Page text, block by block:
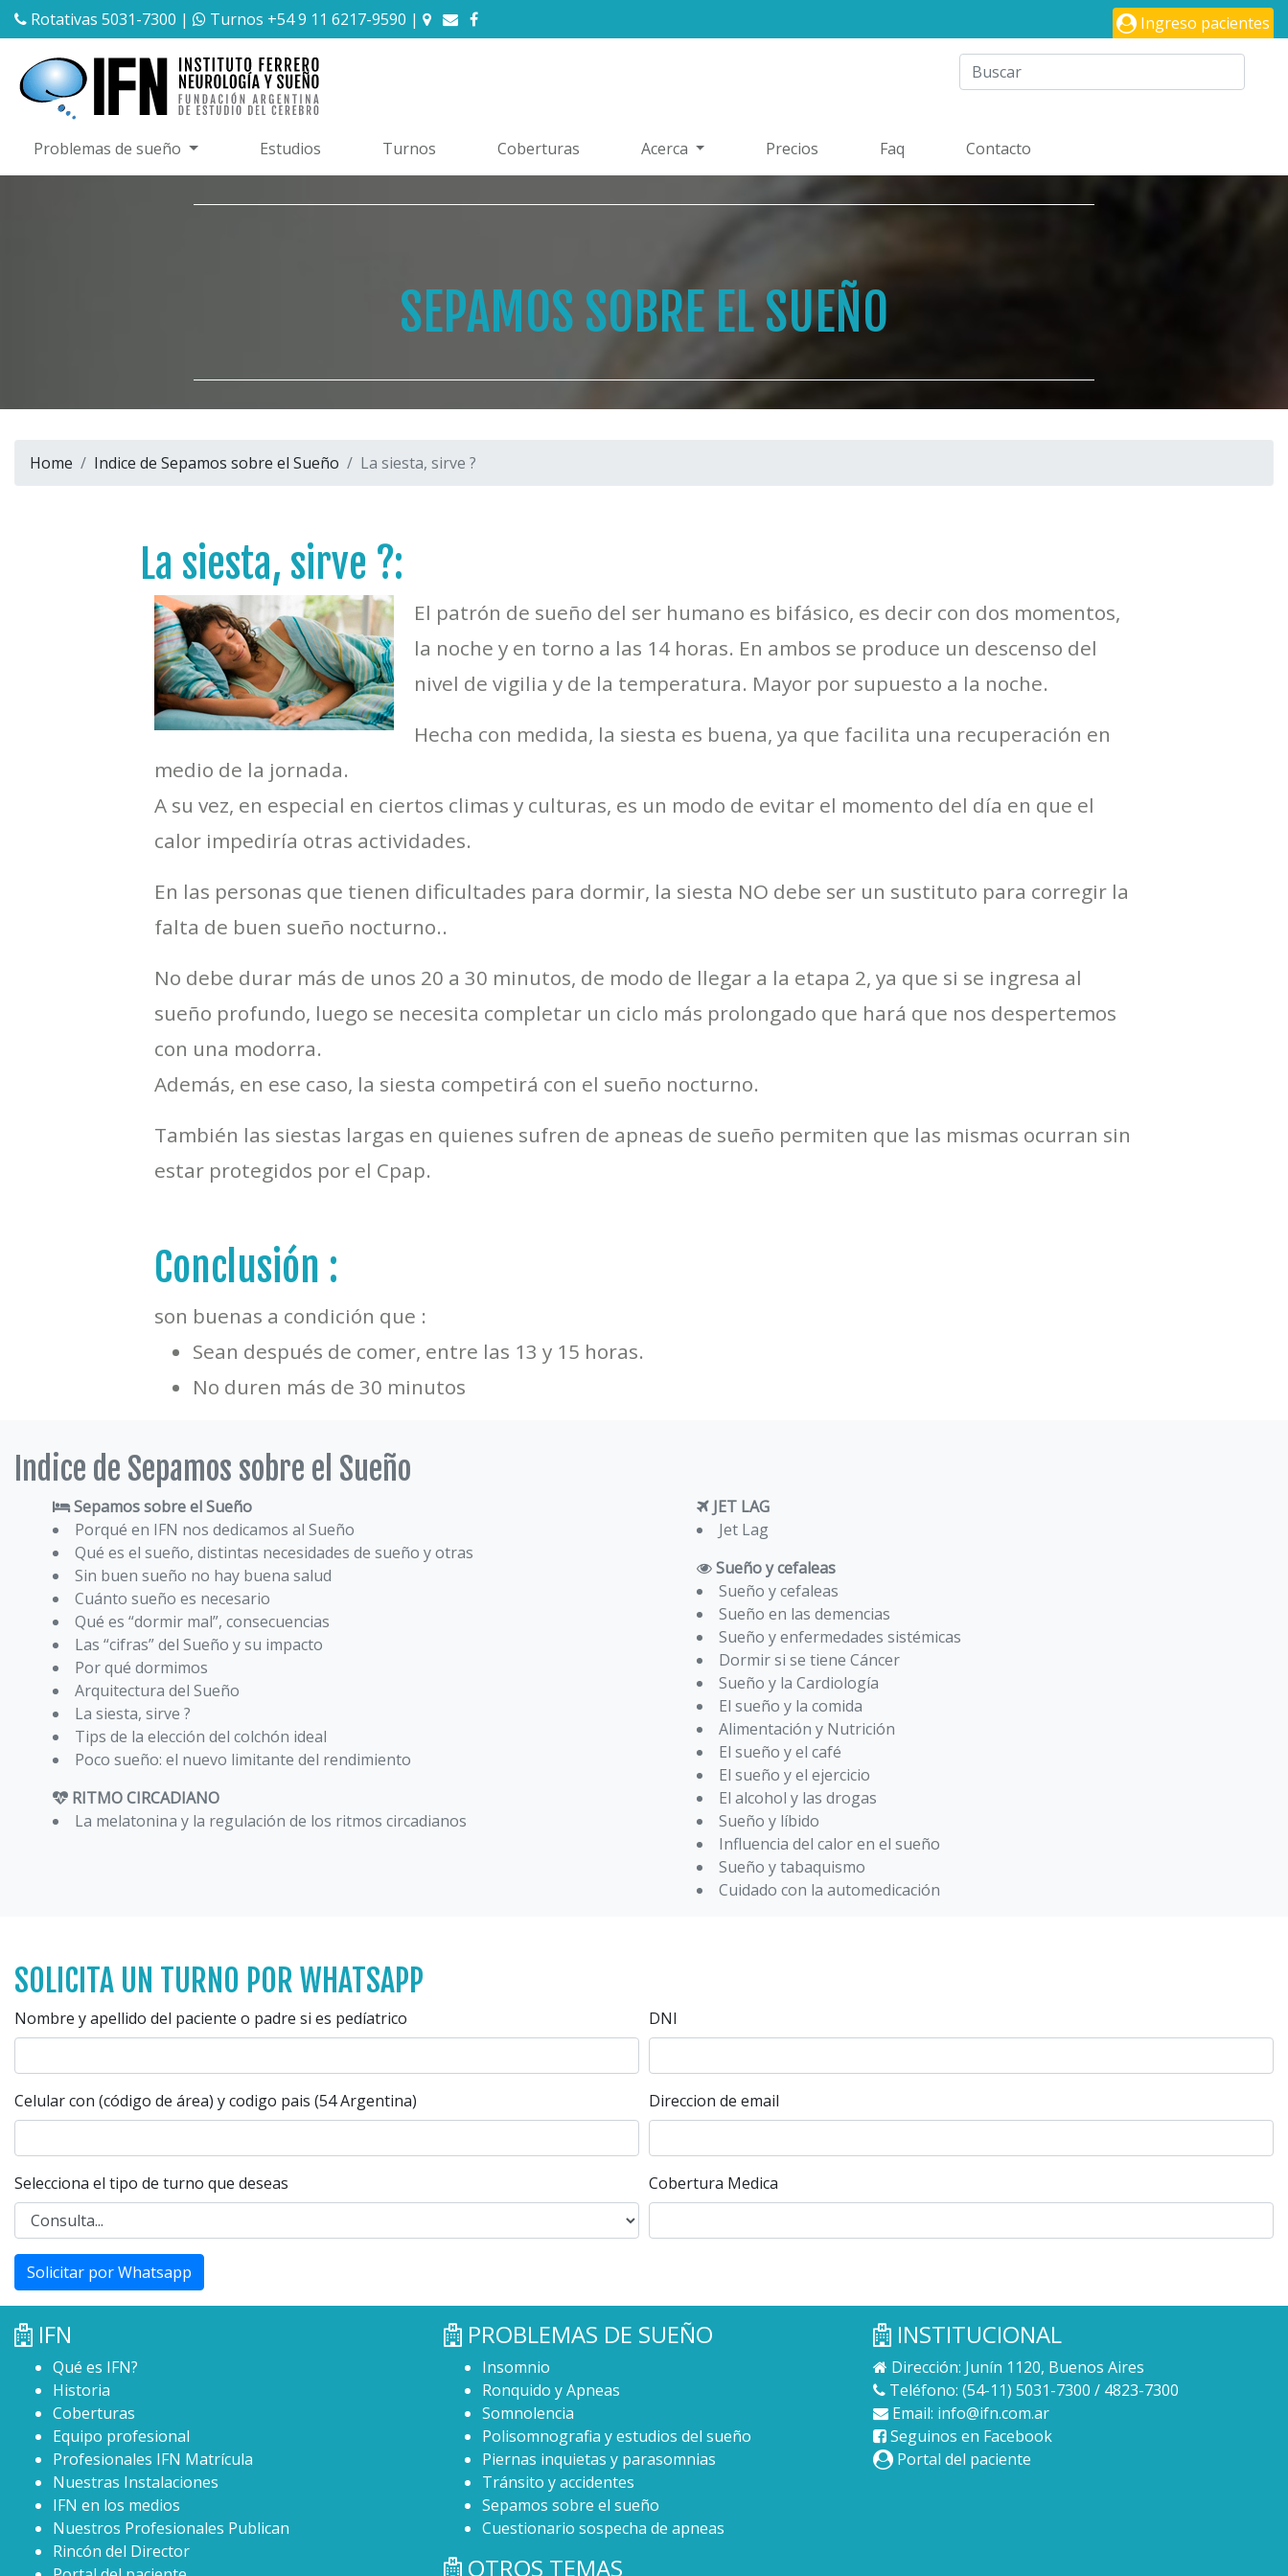
Rotativas 5031-7300 | Turnos +54 9 11 6217-9590 | Ingreso pacientes
Problemas de sueño Estudios Turnos Coberturas Acerca Precios Faq Contacto
SEPAMOS SOBRE EL SUEÑO
Home Indice de Sepamos sobre el Sueño La siesta, sirve ?
La siesta, sirve ?:
El patrón de sueño del ser humano es bifásico, es decir con dos momentos,
la noche y en torno a las 14 horas. En ambos se produce un descenso del
nivel de vigilia y de la temperatura. Mayor por supuesto a la noche.
Hecha con medida, la siesta es buena, ya que facilita una recuperación en
medio de la jornada.
A su vez, en especial en ciertos climas y culturas, es un modo de evitar el momento del día en que el
calor impediría otras actividades.
En las personas que tienen dificultades para dormir, la siesta NO debe ser un sustituto para corregir la
falta de buen sueño nocturno..
No debe durar más de unos 20 a 30 minutos, de modo de llegar a la etapa 2, ya que si se ingresa al
sueño profundo, luego se necesita completar un ciclo más prolongado que hará que nos despertemos
con una modorra.
Además, en ese caso, la siesta competirá con el sueño nocturno.
También las siestas largas en quienes sufren de apneas de sueño permiten que las mismas ocurran sin
estar protegidos por el Cpap.
Conclusión :
son buenas a condición que :
Sean después de comer, entre las 13 y 15 horas.
No duren más de 30 minutos
Indice de Sepamos sobre el Sueño
Sepamos sobre el Sueño
Porqué en IFN nos dedicamos al Sueño
Qué es el sueño, distintas necesidades de sueño y otras
Sin buen sueño no hay buena salud
Cuánto sueño es necesario
Qué es “dormir mal”, consecuencias
Las “cifras” del Sueño y su impacto
Por qué dormimos
Arquitectura del Sueño
La siesta, sirve ?
Tips de la elección del colchón ideal
Poco sueño: el nuevo limitante del rendimiento
RITMO CIRCADIANO
La melatonina y la regulación de los ritmos circadianos
JET LAG
Jet Lag
Sueño y cefaleas
Sueño y cefaleas
Sueño en las demencias
Sueño y enfermedades sistémicas
Dormir si se tiene Cáncer
Sueño y la Cardiología
El sueño y la comida
Alimentación y Nutrición
El sueño y el café
El sueño y el ejercicio
El alcohol y las drogas
Sueño y líbido
Influencia del calor en el sueño
Sueño y tabaquismo
Cuidado con la automedicación
SOLICITA UN TURNO POR WHATSAPP
Nombre y apellido del paciente o padre si es pedíatrico DNI
Celular con (código de área) y codigo pais (54 Argentina) Direccion de email
Selecciona el tipo de turno que deseas Cobertura Medica
Solicitar por Whatsapp
IFN
Qué es IFN?
Historia
Coberturas
Equipo profesional
Profesionales IFN Matrícula
Nuestras Instalaciones
IFN en los medios
Nuestros Profesionales Publican
Rincón del Director
PROBLEMAS DE SUEÑO
Insomnio
Ronquido y Apneas
Somnolencia
Polisomnografia y estudios del sueño
Piernas inquietas y parasomnias
Tránsito y accidentes
Sepamos sobre el sueño
Cuestionario sospecha de apneas
OTROS TEMAS
INSTITUCIONAL
Dirección: Junín 1120, Buenos Aires
Teléfono: (54-11) 5031-7300 / 4823-7300
Email: info@ifn.com.ar
Seguinos en Facebook
Portal del paciente